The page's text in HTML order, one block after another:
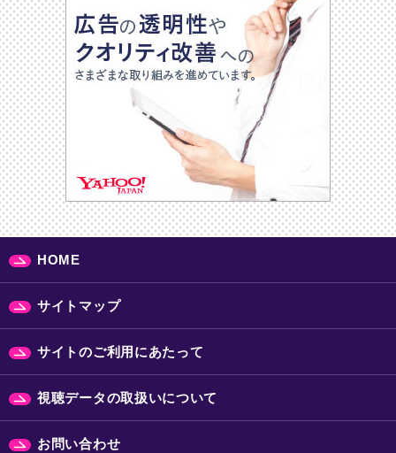
HOME
サイトマップ
サイトのご利用にあたって
視聴データの取扱いについて
お問い合わせ